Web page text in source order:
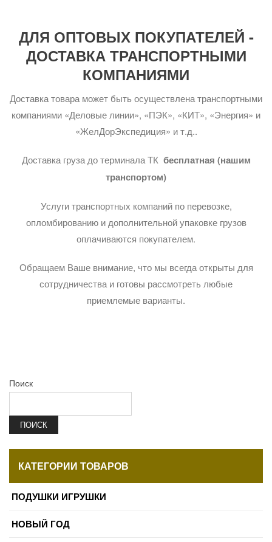
ДЛЯ ОПТОВЫХ ПОКУПАТЕЛЕЙ -
ДОСТАВКА ТРАНСПОРТНЫМИ
КОМПАНИЯМИ
Доставка товара может быть осуществлена транспортными
компаниями «Деловые линии», «ПЭК», «КИТ», «Энергия» и
«ЖелДорЭкспедиция» и т.д..
Доставка груза до терминала ТК бесплатная (нашим
транспортом)
Услуги транспортных компаний по перевозке,
опломбированию и дополнительной упаковке грузов
оплачиваются покупателем.
Обращаем Ваше внимание, что мы всегда открыты для
сотрудничества и готовы рассмотреть любые
приемлемые варианты.
Поиск
ПОИСК
КАТЕГОРИИ ТОВАРОВ
ПОДУШКИ ИГРУШКИ
НОВЫЙ ГОД